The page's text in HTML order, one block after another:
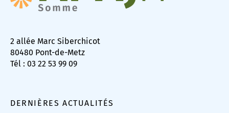
2 allée Marc Siberchicot
80480 Pont-de-Metz
Tél : 03 22 53 99 09
DERNIÈRES ACTUALITÉS